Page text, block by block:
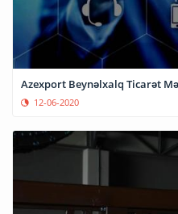
Azexport Beynəlxalq Ticarət
12-06-2020